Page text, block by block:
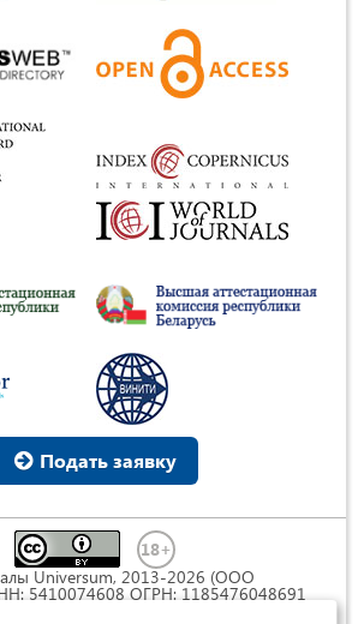
Подать заявку
Universum, 2013-2026 (ООО
5410074608 ОГРН: 1185476048691